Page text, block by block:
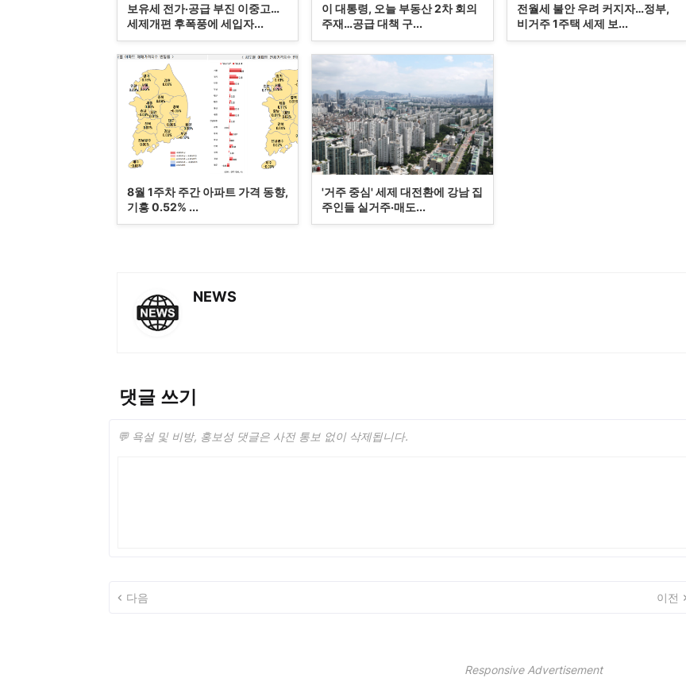
보유세 전가·공급 부진 이중고…
세제개편 후폭풍에 세입자...
이 대통령, 오늘 부동산 2차 회의
주재…공급 대책 구...
전월세 불안 우려 커지자…정부,
비거주 1주택 세제 보...
8월 1주차 주간 아파트 가격 동향,
기흥 0.52% ...
'거주 중심' 세제 대전환에 강남 집
주인들 실거주·매도...
NEWS
댓글 쓰기
💬 욕설 및 비방, 홍보성 댓글은 사전 통보 없이 삭제됩니다.
다음 이전
Responsive Advertisement